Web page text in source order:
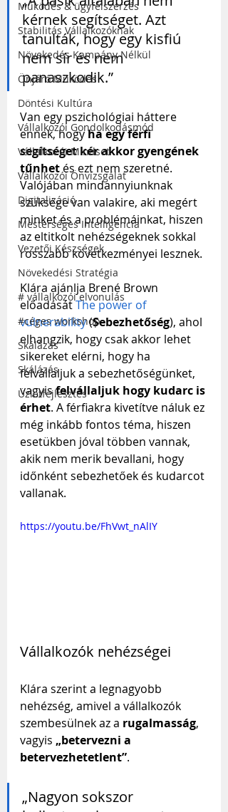
Működés & ügyfélszerzés
Stabilitás Vállalkozóknak
Növekedés Kampány Nélkül
Önjáró Működés
Döntési Kultúra
Vállalkozói Gondolkodásmód
Vállalkozói Mindset
Vállalkozói Önvizsgálat
Digitalizáció
Mesterséges Intelligencia
Vezetői Készségek
Növekedési Stratégia
# vállalkozói elvonulás
#céges workshop
Skálázás
Skálázás
Üzletfejlesztés
kérnek segítséget. Azt
tanulták, hogy egy kisfiú
nem sír és nem
panaszkodik.”
Van egy pszichológiai háttere
ennek, hogy ha egy férfi
segítséget kér akkor gyengének
tűnhet és ezt nem szeretné.
Valójában mindannyiunknak
szüksége van valakire, aki megért
minket és a problémáinkat, hiszen
az eltitkolt nehézségeknek sokkal
rosszabb következményei lesznek.
Klára ajánlja Brené Brown
előadását The power of
vulnerability (Sebezhetőség), ahol
elhangzik, hogy csak akkor lehet
sikereket elérni, hogy ha
felvállaljuk a sebezhetőségünket,
vagyis felvállaljuk hogy kudarc is
érhet. A férfiakra kivetítve náluk ez
még inkább fontos téma, hiszen
esetükben jóval többen vannak,
akik nem merik bevallani, hogy
időnként sebezhetőek és kudarcot
vallanak.
https://youtu.be/FhVwt_nAlIY
Vállalkozók nehézségei
Klára szerint a legnagyobb
nehézség, amivel a vállalkozók
szembesülnek az a rugalmasság,
vagyis „betervezni a
betervezhetetlent”.
„Nagyon sokszor